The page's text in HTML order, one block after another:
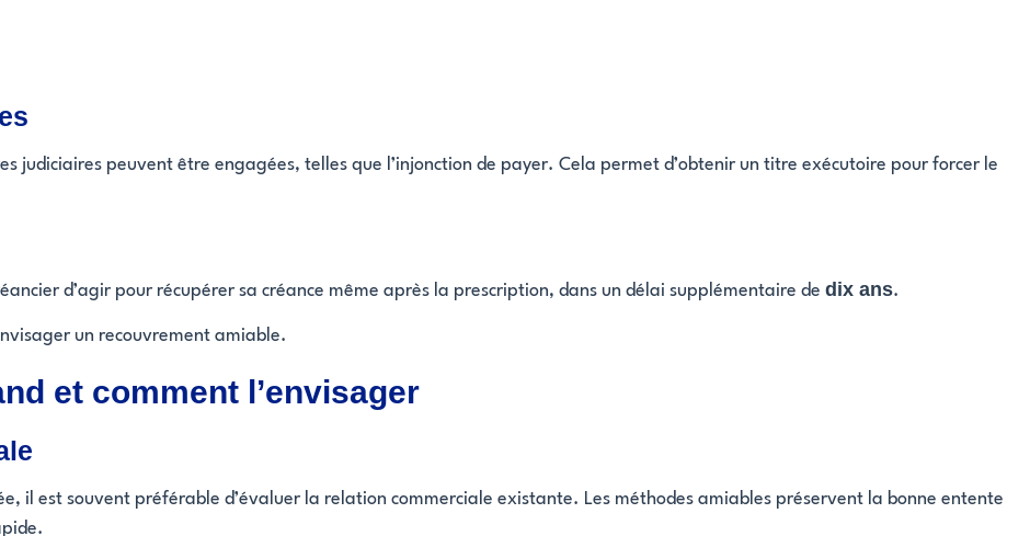
judiciaires peuvent être engagées, telles que l’injonction de payer. Cela permet d’obtenir un titre exécutoire pour forcer le
d’agir pour récupérer sa créance même après la prescription, dans un délai supplémentaire de dix ans.
un recouvrement amiable.
et comment l’envisager
il est souvent préférable d’évaluer la relation commerciale existante. Les méthodes amiables préservent la bonne entente